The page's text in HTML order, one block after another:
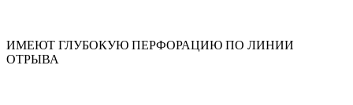
ИМЕЮТ ГЛУБОКУЮ ПЕРФОРАЦИЮ ПО ЛИНИИ
ОТРЫВА